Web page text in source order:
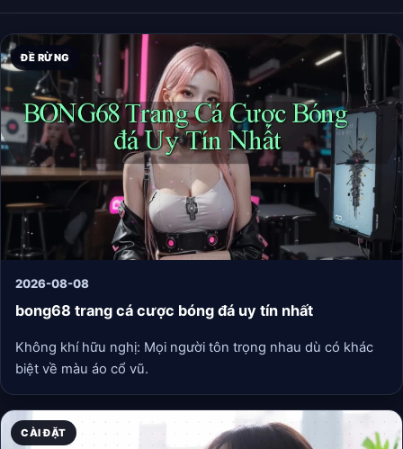
ĐỀ RỪNG
2026-08-08
bong68 trang cá cược bóng đá uy tín nhất
Không khí hữu nghị: Mọi người tôn trọng nhau dù có khác
biệt về màu áo cổ vũ.
CÀI ĐẶT